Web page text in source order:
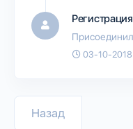
Регистрация
03-10-
Назад